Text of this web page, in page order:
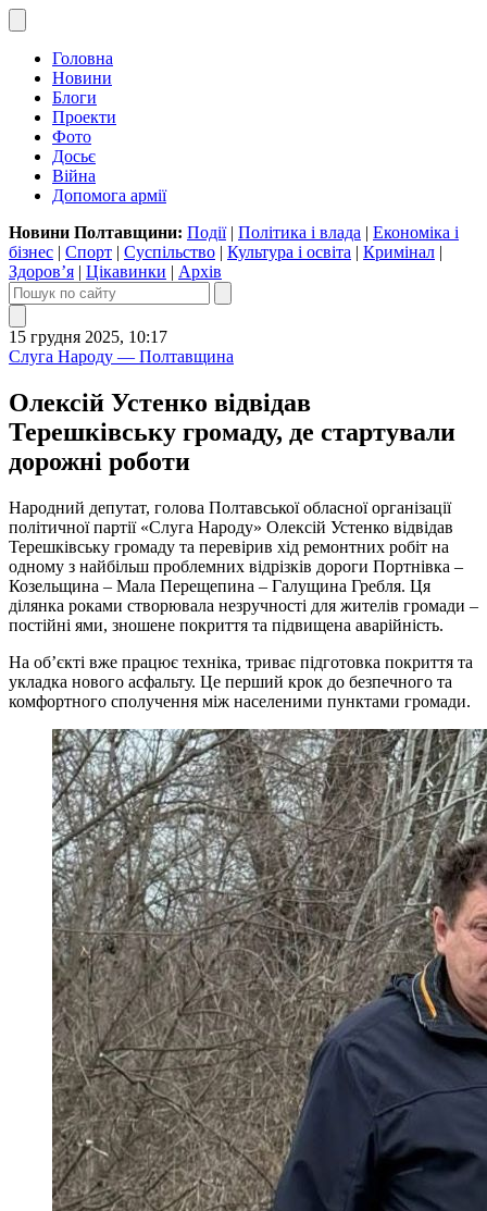
Головна
Новини
Блоги
Проекти
Фото
Досьє
Війна
Допомога армії
Новини Полтавщини: Події| Політика і влада | Економіка і
бізнес | Спорт | Суспільство | Культура і освіта | Кримінал |
Здоров’я | Цікавинки | Архів
15 грудня 2025, 10:17
Слуга Народу — Полтавщина
Олексій Устенко відвідав
Терешківську громаду, де стартували
дорожні роботи
Народний депутат, голова Полтавської обласної організації
політичної партії «Слуга Народу» Олексій Устенко відвідав
Терешківську громаду та перевірив хід ремонтних робіт на
одному з найбільш проблемних відрізків дороги Портнівка –
Козельщина – Мала Перещепина – Галущина Гребля. Ця
ділянка роками створювала незручності для жителів громади –
постійні ями, зношене покриття та підвищена аварійність.
На об’єкті вже працює техніка, триває підготовка покриття та
укладка нового асфальту. Це перший крок до безпечного та
комфортного сполучення між населеними пунктами громади.